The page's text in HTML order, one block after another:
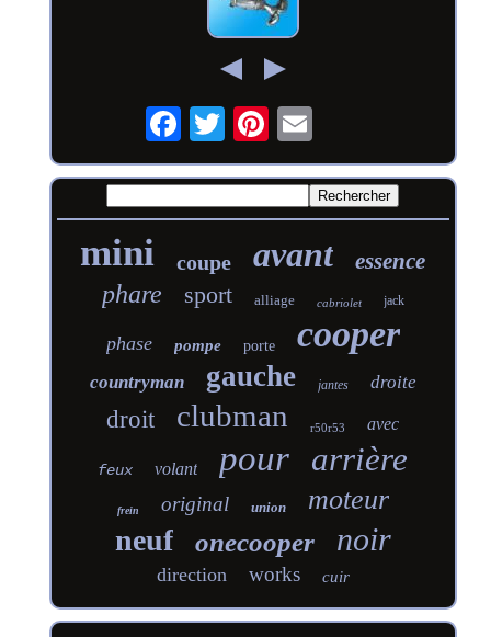
mini coupe avant essence
phare sport alliage cabriolet jack
phase pompe porte cooper
countryman gauche jantes droite
droit clubman r50r53 avec
feux volant pour arrière
frein original union moteur
neuf onecooper noir
direction works cuir